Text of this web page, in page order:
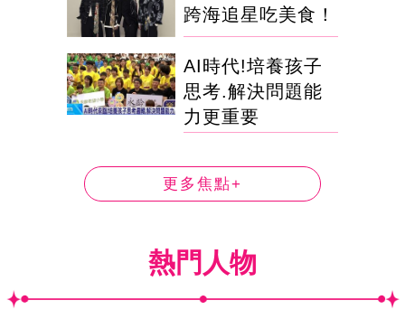
跨海追星吃美食！
AI時代!培養孩子
思考.解決問題能
力更重要
更多焦點+
熱門人物